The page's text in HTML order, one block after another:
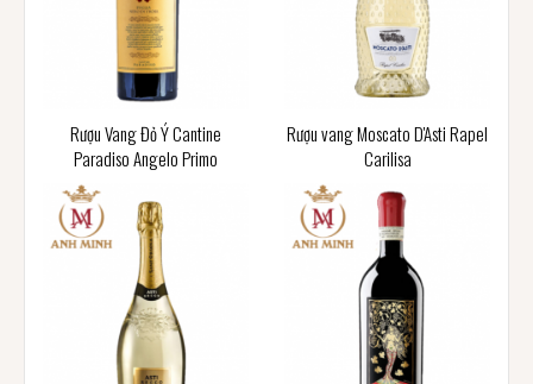
Rượu Vang Đỏ Ý Cantine
Paradiso Angelo Primo
Rượu vang Moscato D'Asti Rapel
Carilisa